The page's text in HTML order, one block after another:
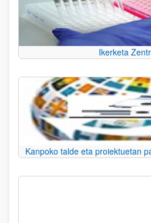
Ikerketa
Kanpoko talde eta proiektuetan